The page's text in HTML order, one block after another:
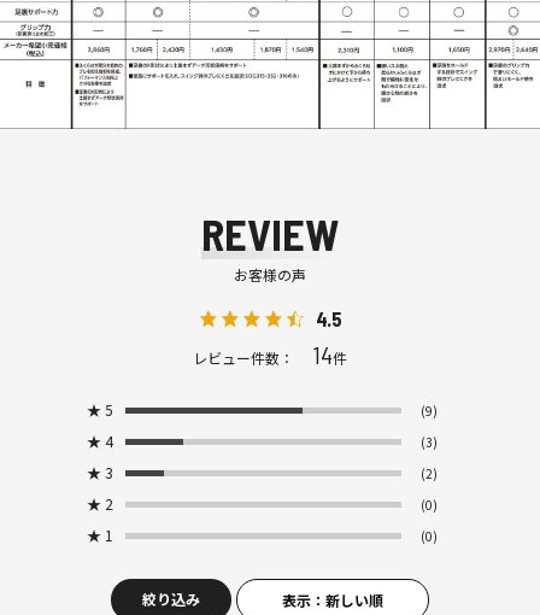
REVIEW
お客様の声
4.5
レビュー件数： 14件
★ 5 (9)
★ 4 (3)
★ 3 (2)
★ 2 (0)
★ 1 (0)
絞り込み 表示：新しい順